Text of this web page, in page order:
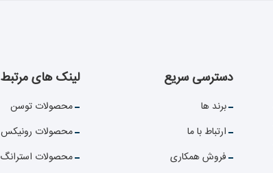
دسترسی سریع
برند ها
ارتباط با ما
فروش همکاری
لینک های مرتبط
محصولات توسن
محصولات رونیکس
محصولات استرانگ